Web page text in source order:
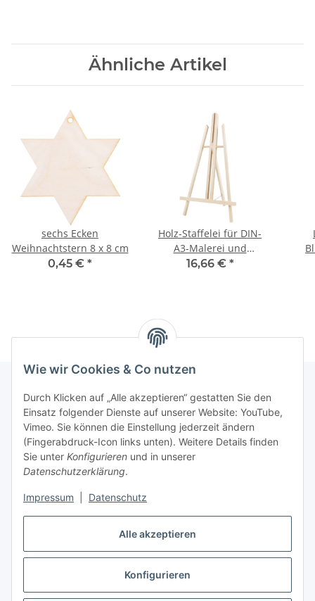
Alle akzeptieren
Konfigurieren
Wie wir Cookies & Co nutzen
Durch Klicken auf „Alle akzeptieren“ gestatten Sie den
Einsatz folgender Dienste auf unserer Website: YouTube,
Vimeo. Sie können die Einstellung jederzeit ändern
(Fingerabdruck-Icon links unten). Weitere Details finden
Sie unter Konfigurieren und in unserer
Datenschutzerklärung.
Impressum Datenschutz
Ähnliche Artikel
sechs Ecken
Weihnachtstern 8 x 8 cm
0,45 € *
Holz-Staffelei für DIN-
A3-Malerei und
Rahmenhalter
16,66 € *
Informationen
Gesetzliche Informationen
* Alle Preise inkl. gesetzlicher USt., zzgl.Versand